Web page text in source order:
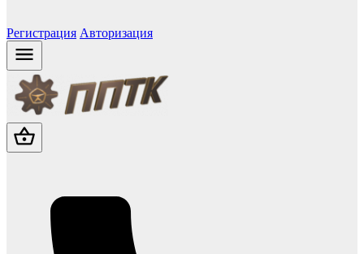
Регистрация Авторизация